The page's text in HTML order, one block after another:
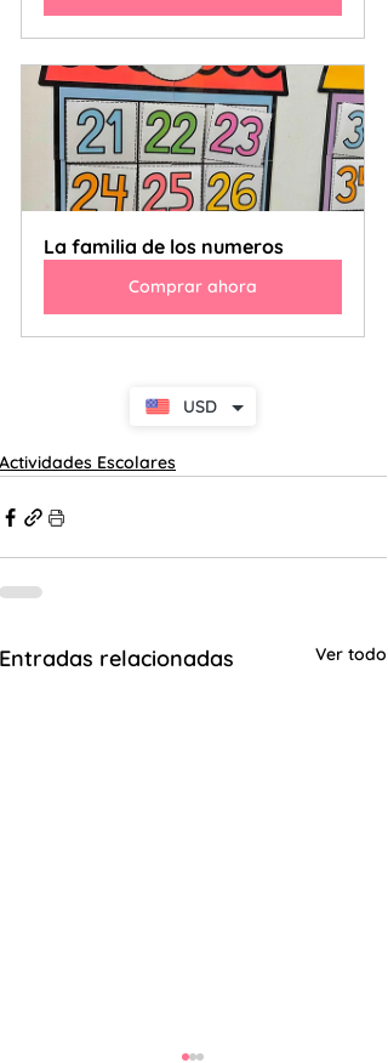
La familia de los numeros
Comprar ahora
USD
Actividades Escolares
Entradas relacionadas Ver todo